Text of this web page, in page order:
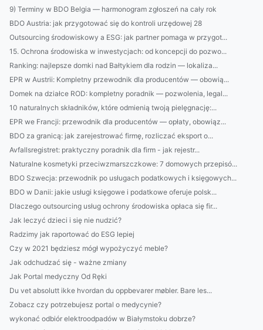
9) Terminy w BDO Belgia — harmonogram zgłoszeń na cały rok
BDO Austria: jak przygotować się do kontroli urzędowej 28
Outsourcing środowiskowy a ESG: jak partner pomaga w przygot...
15. Ochrona środowiska w inwestycjach: od koncepcji do pozwo...
Ranking: najlepsze domki nad Bałtykiem dla rodzin — lokaliza...
EPR w Austrii: Kompletny przewodnik dla producentów — obowią...
Domek na działce ROD: kompletny poradnik — pozwolenia, legal...
10 naturalnych składników, które odmienią twoją pielęgnację:...
EPR we Francji: przewodnik dla producentów — opłaty, obowiąz...
BDO za granicą: jak zarejestrować firmę, rozliczać eksport o...
Avfallsregistret: praktyczny poradnik dla firm - jak rejestr...
Naturalne kosmetyki przeciwzmarszczkowe: 7 domowych przepisó...
BDO Szwecja: przewodnik po usługach podatkowych i księgowych...
BDO w Danii: jakie usługi księgowe i podatkowe oferuje polsk...
Dlaczego outsourcing usług ochrony środowiska opłaca się fir...
Jak leczyć dzieci i się nie nudzić?
Radzimy jak raportować do ESG lepiej
Czy w 2021 będziesz mógł wypożyczyć meble?
Jak odchudzać się - ważne zmiany
Jak Portal medyczny Od Ręki
Du vet absolutt ikke hvordan du oppbevarer møbler. Bare les...
Zobacz czy potrzebujesz portal o medycynie?
wykonać odbiór elektroodpadów w Białymstoku dobrze?